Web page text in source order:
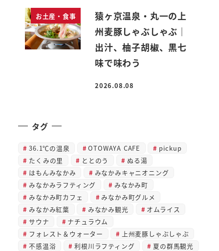
お土産・食事
猿ヶ京温泉・丸一の上
州麦豚しゃぶしゃぶ｜
出汁、柚子胡椒、黒七
味で味わう
投稿日
2026.08.08
タグ
36.1℃の温泉 OTOWAYA CAFE
pickup
たくみの里
ととのう
ぬる湯
はもんみなかみ
みなかみキャニオニング
みなかみラフティング
みなかみ町
みなかみ町カフェ
みなかみ町グルメ
みなかみ紅葉
みなかみ観光
オムライス
サウナ
ナチュラウム
フォレスト＆ウォーター
上州麦豚しゃぶしゃぶ
不感温浴
利根川ラフティング
夏の群馬観光